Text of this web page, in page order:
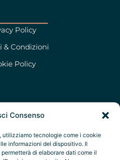
Consenso
utilizziamo tecnologie come i cookie
informazioni del dispositivo. Il
di elaborare dati come il
Policy
& Condizioni
Policy
79 47 280